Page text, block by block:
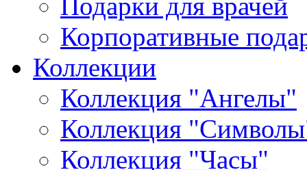
Корпоративные
Коллекции
Коллекция "Ангелы"
Коллекция
Коллекция "Часы"